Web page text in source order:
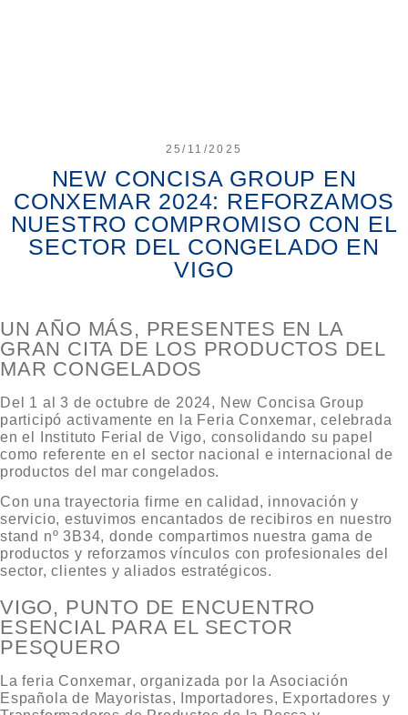
25/11/2025
NEW CONCISA GROUP EN
CONXEMAR 2024: REFORZAMOS
NUESTRO COMPROMISO CON EL
SECTOR DEL CONGELADO EN
VIGO
UN AÑO MÁS, PRESENTES EN LA
GRAN CITA DE LOS PRODUCTOS DEL
MAR CONGELADOS
Del 1 al 3 de octubre de 2024, New Concisa Group
participó activamente en la Feria Conxemar, celebrada
en el
Instituto Ferial de Vigo, consolidando su papel
como referente en el sector nacional e internacional de
productos del mar congelados.
Con una trayectoria firme en calidad, innovación y
servicio, estuvimos encantados de recibiros en nuestro
stand nº 3B34, donde compartimos nuestra gama de
productos y reforzamos vínculos con profesionales del
sector, clientes y aliados estratégicos.
VIGO, PUNTO DE ENCUENTRO
ESENCIAL PARA EL SECTOR
PESQUERO
La feria Conxemar, organizada por la Asociación
Española de Mayoristas, Importadores, Exportadores y